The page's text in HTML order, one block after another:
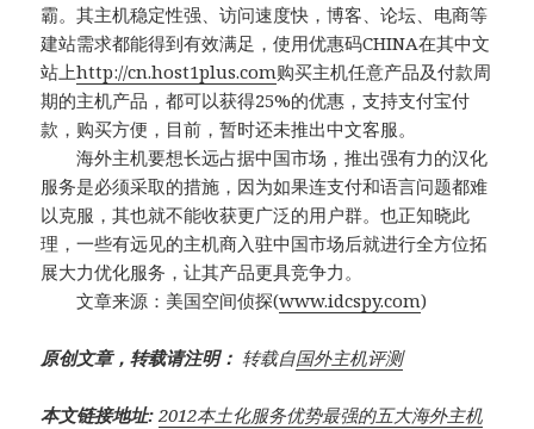
霸。其主机稳定性强、访问速度快，博客、论坛、电商等
建站需求都能得到有效满足，使用优惠码CHINA在其中文
站上http://cn.host1plus.com购买主机任意产品及付款周
期的主机产品，都可以获得25%的优惠，支持支付宝付
款，购买方便，目前，暂时还未推出中文客服。
海外主机要想长远占据中国市场，推出强有力的汉化
服务是必须采取的措施，因为如果连支付和语言问题都难
以克服，其也就不能收获更广泛的用户群。也正知晓此
理，一些有远见的主机商入驻中国市场后就进行全方位拓
展大力优化服务，让其产品更具竞争力。
文章来源：美国空间侦探(www.idcspy.com)
原创文章，转载请注明： 转载自国外主机评测
本文链接地址: 2012本土化服务优势最强的五大海外主机